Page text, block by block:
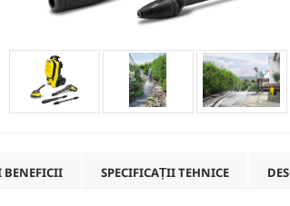
BENEFICII SPECIFICAȚII TEHNICE